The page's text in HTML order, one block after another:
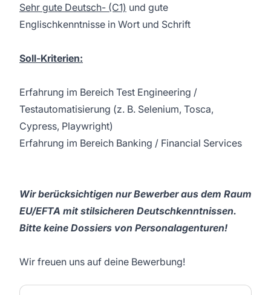
Sehr gute Deutsch- (C1) und gute
Englischkenntnisse in Wort und Schrift
Soll-Kriterien:
Erfahrung im Bereich Test Engineering /
Testautomatisierung (z. B. Selenium, Tosca,
Cypress, Playwright)
Erfahrung im Bereich Banking / Financial Services
Wir berücksichtigen nur Bewerber aus dem Raum
EU/EFTA mit stilsicheren Deutschkenntnissen.
Bitte keine Dossiers von Personalagenturen!
Wir freuen uns auf deine Bewerbung!